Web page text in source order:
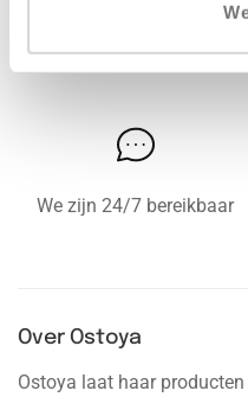
We zijn 24/7 bereikbaar
Over Ostoya
Ostoya laat haar